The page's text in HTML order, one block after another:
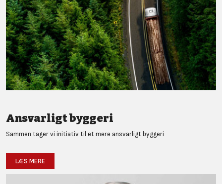
Ansvarligt byggeri
Sammen tager vi initiativ til et mere ansvarligt byggeri
LÆS MERE